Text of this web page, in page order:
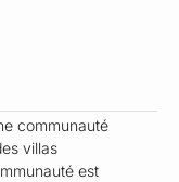
communauté
villas
est